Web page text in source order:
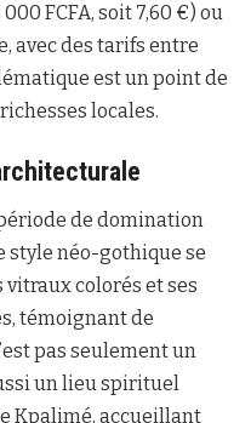
FCFA, soit 7,60 €) ou
avec des tarifs entre
est un point de
locales.
de domination
style néo-gothique se
colorés et ses
témoignant de
pas seulement un
un lieu spirituel
Kpalimé, accueillant